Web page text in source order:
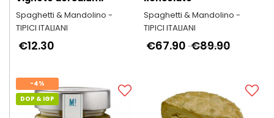
Spaghetti & Mandolino -
TIPICI ITALIANI
€12.30
Spaghetti & Mandolino -
TIPICI ITALIANI
€89.90
€67.90
-4%
DOP & IGP